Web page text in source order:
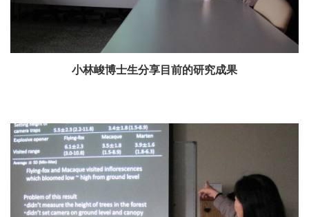
小林峻博士生分享目前的研究成果